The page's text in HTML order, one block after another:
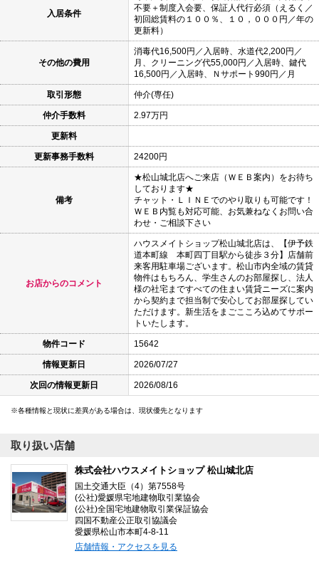
入居条件
不要＋制度入会要、保証人代行必須（えるく／
初回総賃料の１００％、１０，０００円／年の
更新料）
その他の費用
消毒代16,500円／入居時、水道代2,200円／
月、クリーニング代55,000円／入居時、鍵代
16,500円／入居時、Ｎサポート990円／月
取引形態 仲介(専任)
仲介手数料 2.97万円
更新料
更新事務手数料 24200円
備考
★松山城北店へご来店（ＷＥＢ案内）をお待ち
しております★
チャット・ＬＩＮＥでのやり取りも可能です！
ＷＥＢ内覧も対応可能、お気兼ねなくお問い合
わせ・ご相談下さい
お店からのコメント
ハウスメイトショップ松山城北店は、【伊予鉄
道本町線 本町四丁目駅から徒歩３分】店舗前
来客用駐車場ございます。松山市内全域の賃貸
物件はもちろん、学生さんのお部屋探し、法人
様の社宅まですべての住まい賃貸ニーズに案内
から契約まで担当制で安心してお部屋探してい
ただけます。新生活をまごこころ込めてサポー
トいたします。
物件コード 15642
情報更新日 2026/07/27
次回の情報更新日 2026/08/16
各種情報と現状に差異がある場合は、現状優先となります
取り扱い店舗
株式会社ハウスメイトショップ 松山城北店
国土交通大臣（4）第7558号
(公社)愛媛県宅地建物取引業協会
(公社)全国宅地建物取引業保証協会
四国不動産公正取引協議会
愛媛県松山市本町4-8-11
店舗情報・アクセスを見る